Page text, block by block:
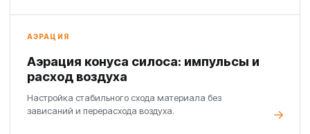
АЭРАЦИЯ
Аэрация конуса силоса: импульсы и
расход воздуха
Настройка стабильного схода материала без
зависаний и перерасхода воздуха.